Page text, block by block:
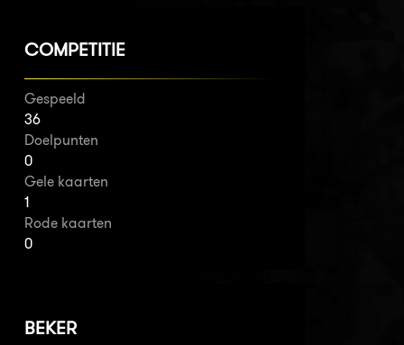
COMPETITIE
Gespeeld
36
Doelpunten
0
Gele kaarten
1
Rode kaarten
0
BEKER